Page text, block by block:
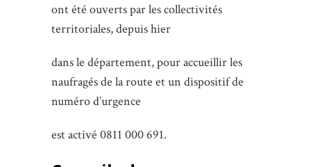
ont été ouverts par les collectivités
territoriales, depuis hier
dans le département, pour accueillir les
naufragés de la route et un dispositif de
numéro d’urgence
est activé 0811 000 691.